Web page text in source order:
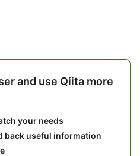
and use Qiita more
your needs
back useful information